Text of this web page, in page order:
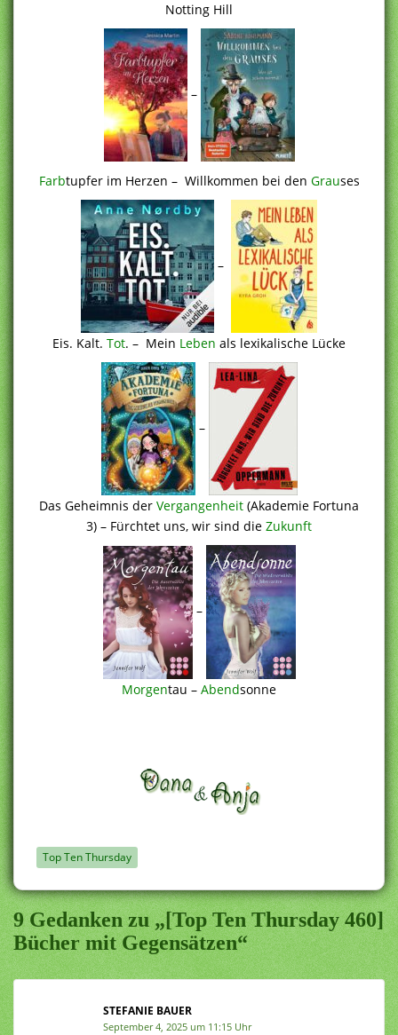
Notting Hill
–
Farbtupfer im Herzen – Willkommen bei den Grauses
–
Eis. Kalt. Tot. – Mein Leben als lexikalische Lücke
–
Das Geheimnis der Vergangenheit (Akademie Fortuna
3) – Fürchtet uns, wir sind die Zukunft
–
Morgentau – Abendsonne
Top Ten Thursday
9 Gedanken zu „[Top Ten Thursday 460]
Bücher mit Gegensätzen“
STEFANIE BAUER
September 4, 2025 um 11:15 Uhr